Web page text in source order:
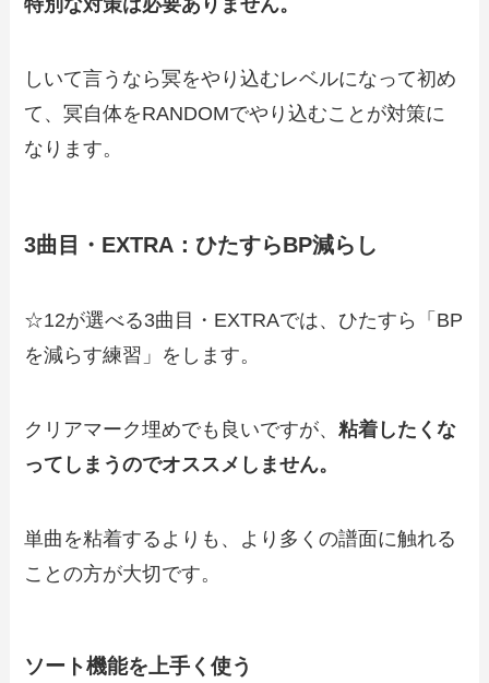
しいて言うなら冥をやり込むレベルになって初め
て、冥自体をRANDOMでやり込むことが対策に
なります。
3曲目・EXTRA：ひたすらBP減らし
☆12が選べる3曲目・EXTRAでは、ひたすら「BP
を減らす練習」をします。
クリアマーク埋めでも良いですが、粘着したくな
ってしまうのでオススメしません。
単曲を粘着するよりも、より多くの譜面に触れる
ことの方が大切です。
ソート機能を上手く使う